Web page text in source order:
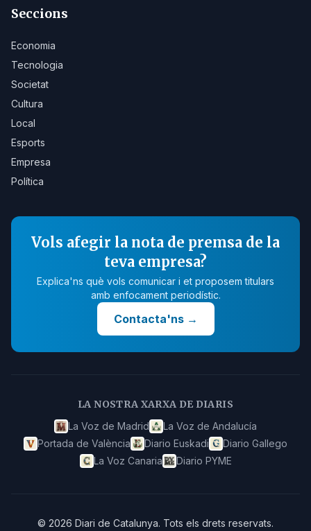
Seccions
Economia
Tecnologia
Societat
Cultura
Local
Esports
Empresa
Política
Vols afegir la nota de premsa de la
teva empresa?
Explica'ns què vols comunicar i et proposem titulars
amb enfocament periodístic.
Contacta'ns→
LA NOSTRA XARXA DE DIARIS
La Voz de Madrid
La Voz de Andalucía
Portada de València
Diario Euskadi
Diario Gallego
La Voz Canaria
Diario PYME
© 2026 Diari de Catalunya. Tots els drets reservats.